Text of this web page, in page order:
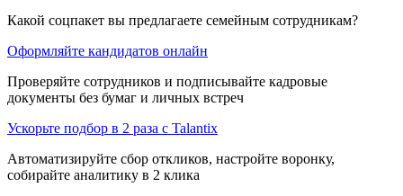
Какой соцпакет вы предлагаете семейным сотрудникам?
Оформляйте кандидатов онлайн
Проверяйте сотрудников и подписывайте кадровые
документы без бумаг и личных встреч
Ускорьте подбор в 2 раза с Talantix
Автоматизируйте сбор откликов, настройте воронку,
собирайте аналитику в 2 клика